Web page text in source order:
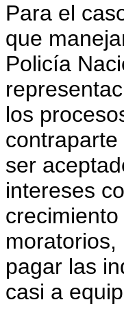
Para el
que
Policía
los
ser
intereses
pagar las
casi a